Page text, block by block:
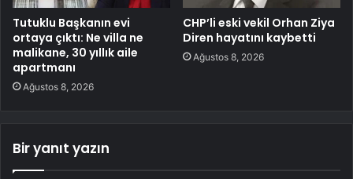
Tutuklu Başkanın evi
ortaya çıktı: Ne villa ne
malikane, 30 yıllık aile
apartmanı
Ağustos 8, 2026
CHP’li eski vekil Orhan Ziya
Diren hayatını kaybetti
Ağustos 8, 2026
Bir yanıt yazın